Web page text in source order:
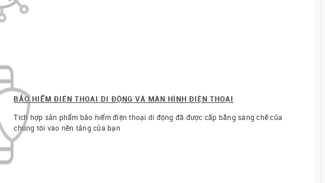
BẢO HIỂM ĐIỆN THOẠI DI ĐỘNG VÀ MÀN HÌNH ĐIỆN THOẠI
Tích hợp sản phẩm bảo hiểm điện thoại di động đã được cấp bằng sáng chế của
chúng tôi vào nền tảng của bạn